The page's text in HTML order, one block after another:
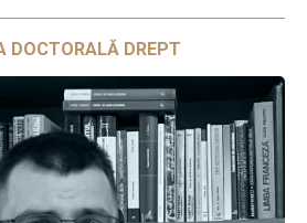
DOCTORALĂ DREPT